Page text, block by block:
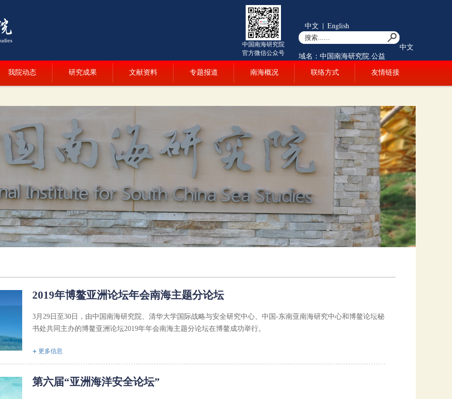
中国南海研究院
官方微信公众号
中文 | English
中文
域名：中国南海研究院.公益
我院动态 研究成果 文献资料 专题报道 南海概况 联络方式 友情链接
2019年博鳌亚洲论坛年会南海主题分论坛
3月29日至30日，由中国南海研究院、清华大学国际战略与安全研究中心、中国-东南亚南海研究中心和博鳌论坛秘
书处共同主办的博鳌亚洲论坛2019年年会南海主题分论坛在博鳌成功举行。
更多信息
第六届“亚洲海洋安全论坛”